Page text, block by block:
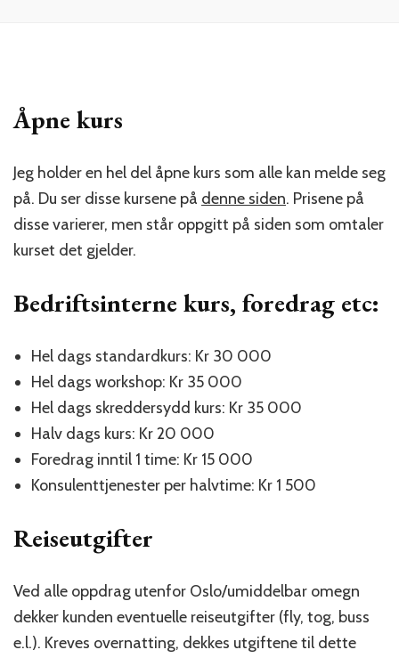
Åpne kurs
Jeg holder en hel del åpne kurs som alle kan melde seg
på. Du ser disse kursene på denne siden. Prisene på
disse varierer, men står oppgitt på siden som omtaler
kurset det gjelder.
Bedriftsinterne kurs, foredrag etc:
Hel dags standardkurs: Kr 30 000
Hel dags workshop: Kr 35 000
Hel dags skreddersydd kurs: Kr 35 000
Halv dags kurs: Kr 20 000
Foredrag inntil 1 time: Kr 15 000
Konsulenttjenester per halvtime: Kr 1 500
Reiseutgifter
Ved alle oppdrag utenfor Oslo/umiddelbar omegn
dekker kunden eventuelle reiseutgifter (fly, tog, buss
e.l.). Kreves overnatting, dekkes utgiftene til dette